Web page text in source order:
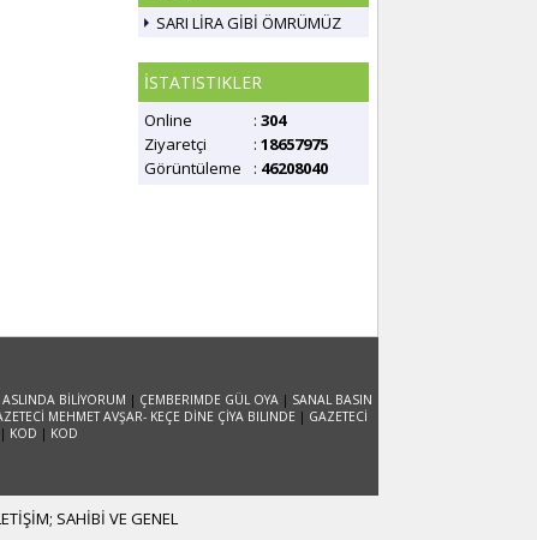
SARI LİRA GİBİ ÖMRÜMÜZ
İSTATISTIKLER
Online : 304
Ziyaretçi
: 18657975
Görüntüleme
: 46208040
ASLINDA BİLİYORUM | ÇEMBERIMDE GÜL OYA| SANAL BASIN
MEHMET AVŞAR- KEÇE DİNE ÇİYA BILINDE | GAZETECİ
| KOD | KOD
SAHİBİ VE GENEL